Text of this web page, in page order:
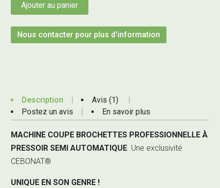
Ajouter au panier
Nous contacter pour plus d'information
Description
Avis (1)
Postez un avis
En savoir plus
MACHINE COUPE BROCHETTES PROFESSIONNELLE À
PRESSOIR SEMI AUTOMATIQUE Une exclusivité
CEBONAT®
UNIQUE EN SON GENRE !